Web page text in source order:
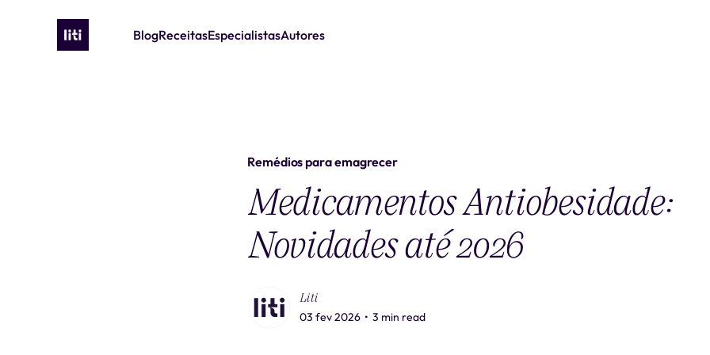
BlogReceitasEspecialistasAutores
Remédios para emagrecer
Medicamentos Antiobesidade:
Novidades até 2026
Liti
03 fev 2026 • 3 min read